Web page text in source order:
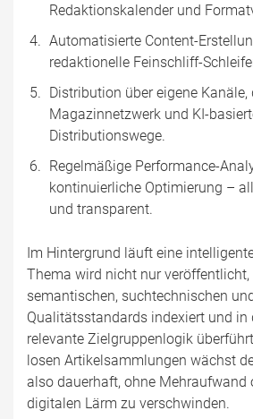
Redaktionskalender und
Automatisierte Content-
redaktionelle Feinschliff-
Distribution über eigene
Magazinnetzwerk und KI-
Distributionswege.
Regelmäßige Performance-
kontinuierliche Optimierung –
und transparent.
Im Hintergrund läuft eine
Thema wird nicht nur veröffentlicht,
semantischen, suchtechnischen
Qualitätsstandards indexiert und in
relevante Zielgruppenlogik
losen Artikelsammlungen wächst
also dauerhaft, ohne Mehraufwand
digitalen Lärm zu verschwinden.